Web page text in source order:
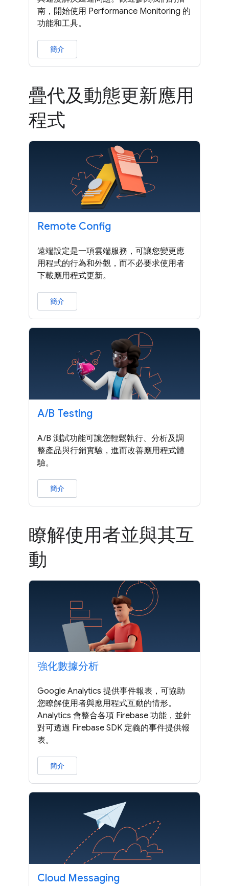
南，開始使用 Performance Monitoring 的
功能和工具。
簡介
疊代及動態更新應用
程式
Remote Config
遠端設定是一項雲端服務，可讓您變更應
用程式的行為和外觀，而不必要求使用者
下載應用程式更新。
簡介
A/B Testing
A/B 測試功能可讓您輕鬆執行、分析及調
整產品與行銷實驗，進而改善應用程式體
驗。
簡介
瞭解使用者並與其互
動
強化數據分析
Google Analytics 提供事件報表，可協助
您瞭解使用者與應用程式互動的情形。
Analytics 會整合各項 Firebase 功能，並針
對可透過 Firebase SDK 定義的事件提供報
表。
簡介
Cloud Messaging